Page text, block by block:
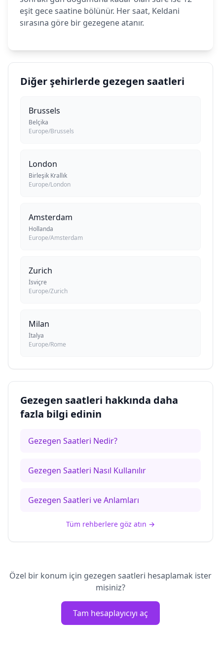
eşit gece saatine bölünür. Her saat, Keldani
sırasına göre bir gezegene atanır.
Diğer şehirlerde gezegen saatleri
Brussels
Belçika
Europe/Brussels
London
Birleşik Krallık
Europe/London
Amsterdam
Hollanda
Europe/Amsterdam
Zurich
İsviçre
Europe/Zurich
Milan
İtalya
Europe/Rome
Gezegen saatleri hakkında daha
fazla bilgi edinin
Gezegen Saatleri Nedir?
Gezegen Saatleri Nasıl Kullanılır
Gezegen Saatleri ve Anlamları
Tüm rehberlere göz atın →
Özel bir konum için gezegen saatleri hesaplamak ister
misiniz?
Tam hesaplayıcıyı aç